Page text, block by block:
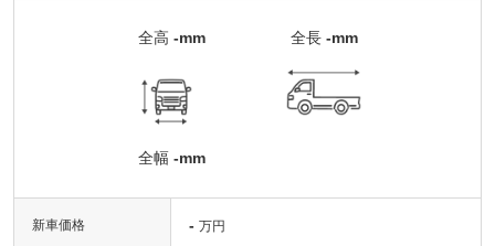
全高 -mm
全幅 -mm
全長 -mm
新車価格 - 万円